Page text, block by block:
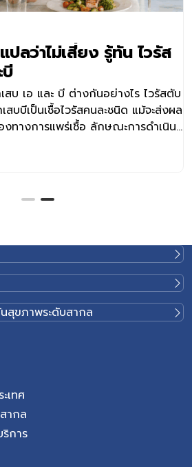
ปลว่าไม่เสี่ยง รู้ทัน ไวรัส
สบ เอ และ บี ต่างกันอย่างไร ไวรัสตับ
สบบีเป็นเชื้อไวรัสคนละชนิด แม้จะส่งผล
ทางการแพร่เชื้อ ลักษณะการดำเนิน
สตับอักเสบเอเป็นโรคติดเชื้อที่มักแพร่
นอาหารหรือน้ำที่ปนเปื้อนเชื้อ รวมถึง
สิ่งของที่ไม่สะอาด โดยเฉพาะในพื้นที่ที่
หรือสถานที่ที่มีผู้คนอยู่รวมกันจำนวน
ร โรงเรียน หรือแหล่งท่องเที่ยวที่มี
วมกัน หลังได้รับเชื้อ ผู้ป่วยมักเริ่มมี
สัปดาห์ อาการที่พบได้ เช่น ไข้
น เบื่ออาหาร ปวดท้องบริเวณชาย
าเหลือง หรือผิวเหลือง ซึ่งเป็นอาการ
วนใหญ่มักหายได้เอง แต่บางกลุ่ม
ดอาการรุนแรงมากกว่าคนทั่วไป โดย
บเรื้อรังอยู่เดิม หรือผู้ที่มีภูมิคุ้มกัน
ตับอักเสบรุนแรงและจำเป็นต้องได้รับ
แพทย์ ไวรัสตับอักเสบบี ช่องทาง
สุขภาพระดับสากล
เทศ
ากล
ริการ